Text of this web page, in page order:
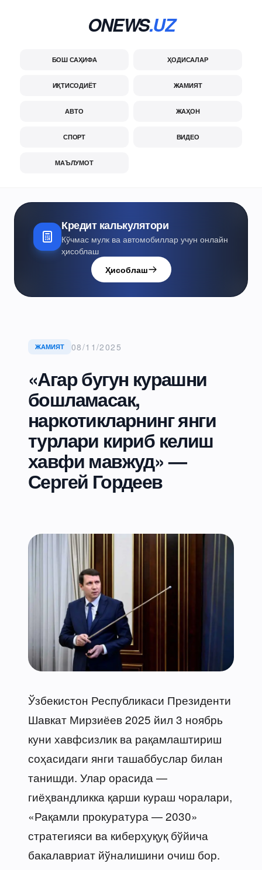
ONEWS.UZ
БОШ САҲИФА ҲОДИСАЛАР
ИҚТИСОДИЁТ ЖАМИЯТ
АВТО ЖАҲОН
СПОРТ ВИДЕО
МАЪЛУМОТ
Кредит калькулятори
Кўчмас мулк ва автомобиллар учун онлайн
ҳисоблаш
Ҳисоблаш
ЖАМИЯТ 08/11/2025
«Агар бугун курашни
бошламасак,
наркотикларнинг янги
турлари кириб келиш
хавфи мавжуд» —
Сергей Гордеев
Ўзбекистон Республикаси Президенти
Шавкат Мирзиёев 2025 йил 3 ноябрь
куни хавфсизлик ва рақамлаштириш
соҳасидаги янги ташаббуслар билан
танишди. Улар орасида —
гиёҳвандликка қарши кураш чоралари,
«Рақамли прокуратура — 2030»
стратегияси ва киберҳуқуқ бўйича
бакалавриат йўналишини очиш бор.